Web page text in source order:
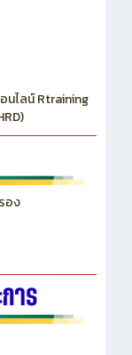
ไลน์ Rtraining
ง